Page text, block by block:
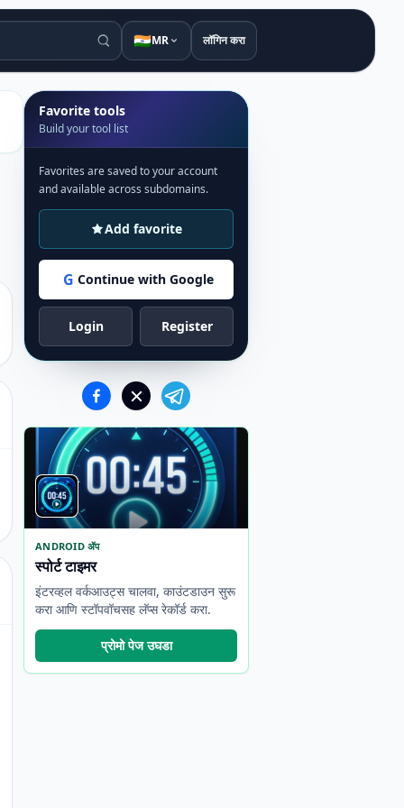
🇮🇳MR लॉगिन करा
Favorite tools
Build your tool list
Favorites are saved to your account
and available across subdomains.
Add favorite
G Continue with Google
Login Register
ANDROID ॲप
स्पोर्ट टाइमर
इंटरव्हल वर्कआउट्स चालवा, काउंटडाउन सुरू
करा आणि स्टॉपवॉचसह लॅप्स रेकॉर्ड करा.
प्रोमो पेज उघडा